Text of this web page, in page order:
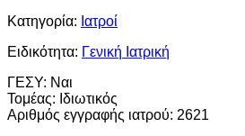
Κατηγορία: Ιατροί
Ειδικότητα: Γενική Ιατρική
ΓΕΣΥ: Ναι
Τομέας: Ιδιωτικός
Αριθμός εγγραφής ιατρού: 2621